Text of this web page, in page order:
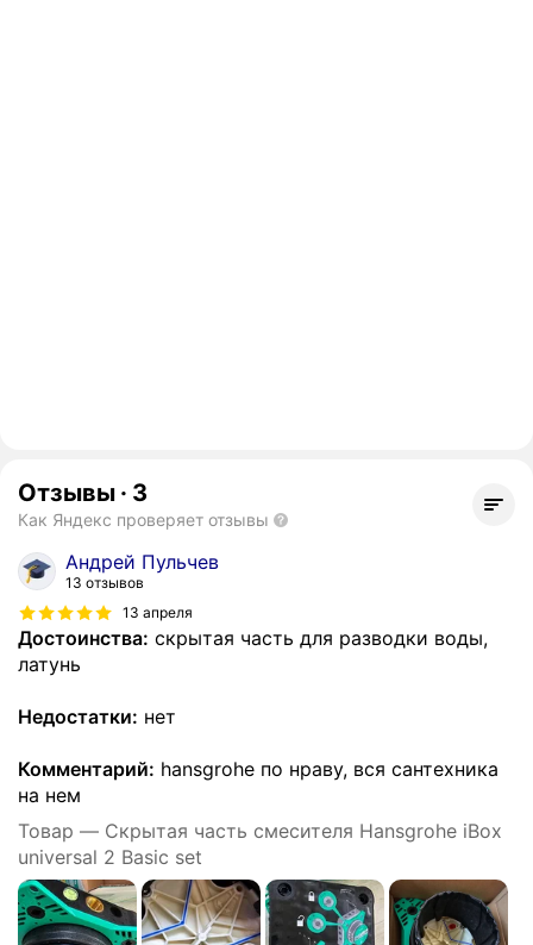
Отзывы · 3
Как Яндекс проверяет отзывы
Андрей Пульчев
13 отзывов
13 апреля
Достоинства: скрытая часть для разводки воды,
латунь
Недостатки: нет
Комментарий: hansgrohe по нраву, вся сантехника
на нем
Товар — Скрытая часть смесителя Hansgrohe iBox
universal 2 Basic set